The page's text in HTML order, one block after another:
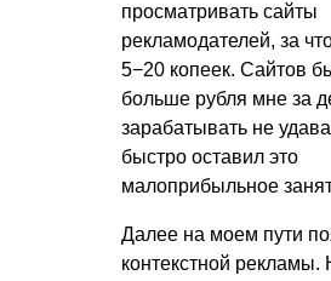
просматривать сайты
рекламодателей, за
5−20 копеек. Сайтов
больше рубля мне за
зарабатывать не
быстро оставил это
малоприбыльное
Далее на моем пути
контекстной рекламы.